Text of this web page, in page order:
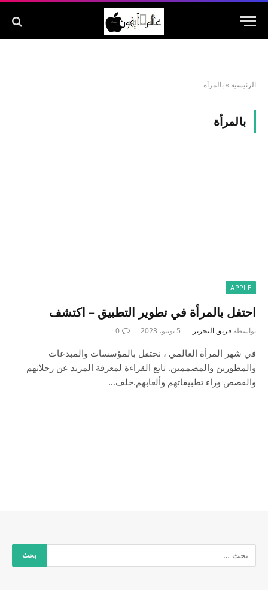
الرئيسية »بالمرأة
بالمرأة
APPLE
احتفل بالمرأة في تطوير التطبيق – اكتشف
بواسطة فريق التحرير 5 يونيو، 2023 0
في شهر المرأة العالمي ، نحتفل بالمؤسسات والمبدعات
والمطورين والمصممين. تابع القراءة لمعرفة المزيد عن رحلاتهم
والقصص وراء تطبيقاتهم وألعابهم.خلف…